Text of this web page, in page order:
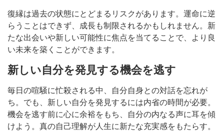
復縁は過去の状態にとどまるリスクがあります。運命に逆
らうことはできず、成長も制限されるかもしれません。新
たな出会いや新しい可能性に焦点を当てることで、より良
い未来を築くことができます。
新しい自分を発見する機会を逃す
毎日の喧騒に忙殺される中、自分自身との対話を忘れが
ち。でも、新しい自分を発見するには内省の時間が必要。
機会を逃す前に心に余裕をもち、自分の内なる声に耳を傾
けよう。真の自己理解が人生に新たな充実感をもたらす。